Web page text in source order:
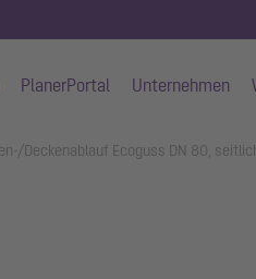
PlanerPortal Unternehmen
Deckenablauf Ecoguss DN 80,